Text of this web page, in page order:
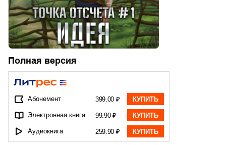
Полная версия
Абонемент 399.00 ₽ КУПИТЬ
Электронная книга 99.90 ₽ КУПИТЬ
Аудиокнига 259.90 ₽ КУПИТЬ